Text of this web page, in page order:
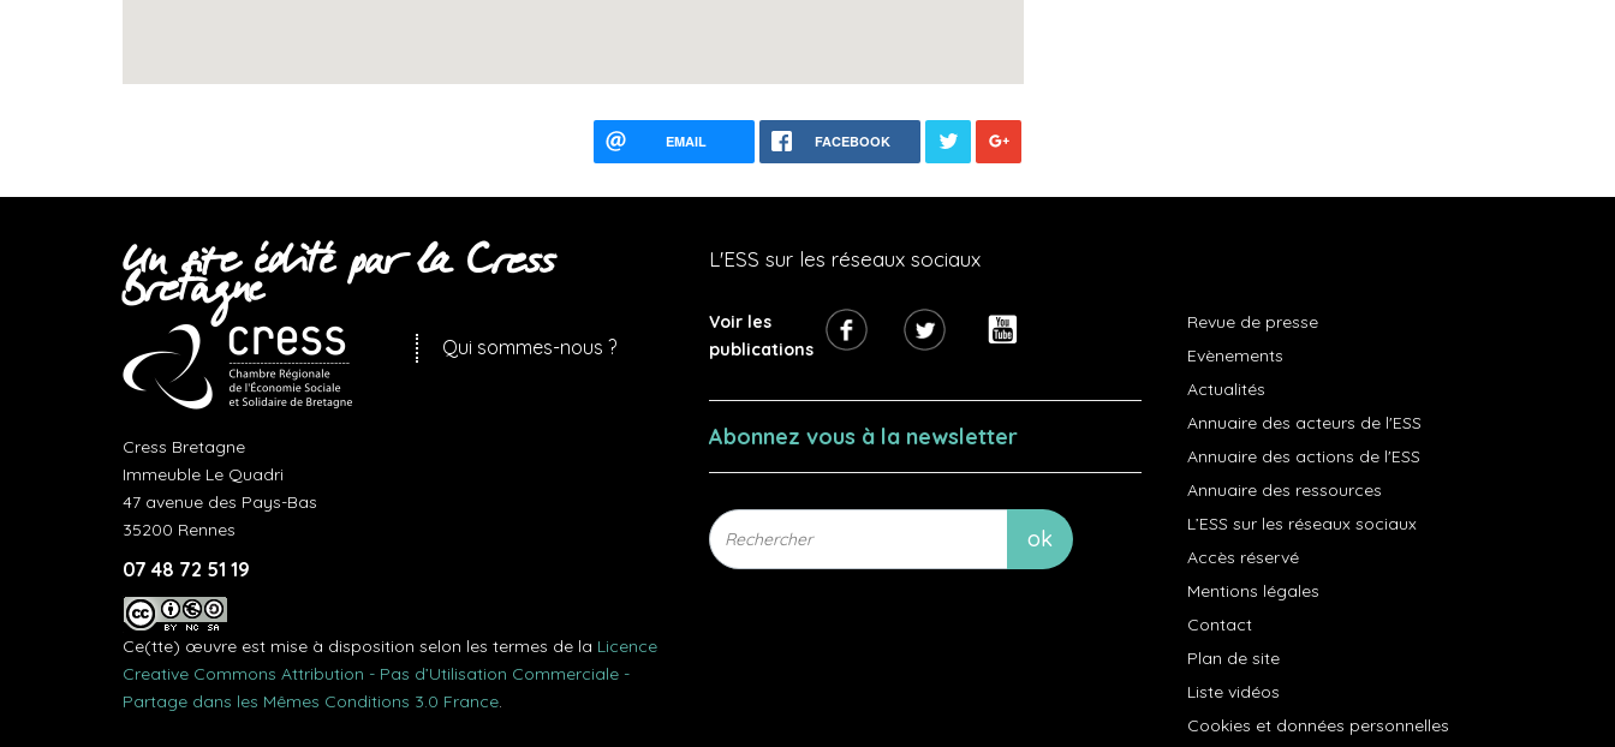
EMAIL FACEBOOK
Un site édité par la Cress
Bretagne
Cress Bretagne
Immeuble Le Quadri
47 avenue des Pays-Bas
35200 Rennes
07 48 72 51 19
Qui sommes-nous ?
Ce(tte) œuvre est mise à disposition selon les termes de la Licence
Creative Commons Attribution - Pas d’Utilisation Commerciale -
Partage dans les Mêmes Conditions 3.0 France.
L'ESS sur les réseaux sociaux
Voir les
publications
Abonnez vous à la newsletter
Revue de presse
Evènements
Actualités
Annuaire des acteurs de l'ESS
Annuaire des actions de l'ESS
Annuaire des ressources
L’ESS sur les réseaux sociaux
Accès réservé
Mentions légales
Contact
Plan de site
Liste vidéos
Cookies et données personnelles